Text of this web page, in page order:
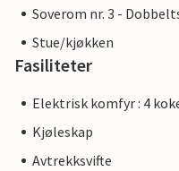
Soverom nr. 3 -
Stue/kjøkken
Fasiliteter
Elektrisk komfyr : 4
Kjøleskap
Avtrekksvifte